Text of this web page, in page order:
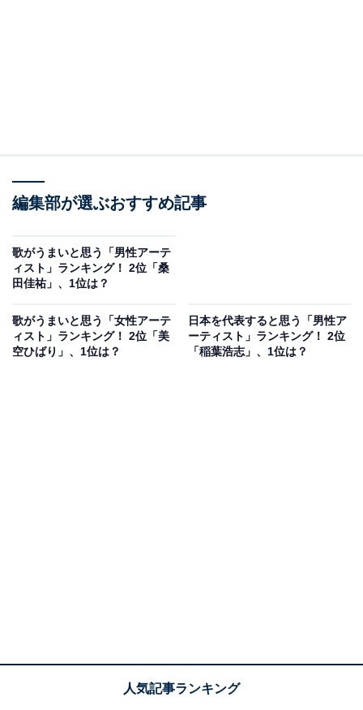
唱するなど活躍されているイメージ」（20代女性／神奈
川県）、「MISIAの表現力、歌唱力共に素晴らしく、日
都）、「圧倒的な歌唱力で、歌詞よりも歌声に惹かれ
る」（20代女性／東京都）などの声が上がりました。
編集部が選ぶおすすめ記事
歌がうまいと思う「男性アーテ
ィスト」ランキング！ 2位「桑
田佳祐」、1位は？
歌がうまいと思う「女性アーテ
ィスト」ランキング！ 2位「美
空ひばり」、1位は？
日本を代表すると思う「男性ア
ーティスト」ランキング！ 2位
「稲葉浩志」、1位は？